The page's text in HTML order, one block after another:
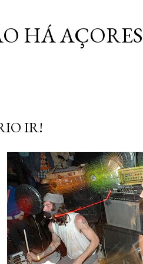
HÁ
IR!